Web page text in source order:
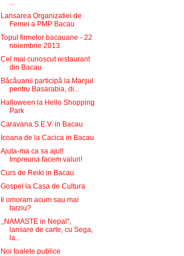
...
Lansarea Organizatiei de
Femei a PMP Bacau
Topul firmelor bacauane - 22
noiembrie 2013
Cel mai cunoscut restaurant
din Bacau
Băcăuanii participă la Marşul
pentru Basarabia, di...
Halloween la Hello Shopping
Park
Caravana S.E.V. in Bacau
Icoana de la Cacica in Bacau
Ajuta-ma ca sa ajut!
Impreuna facem valuri!
Curs de Reiki in Bacau
Gospel la Casa de Cultura
Ii omoram acum sau mai
tarziu?
,,NAMASTE in Nepal",
lansare de carte, cu Sega,
la...
Noi toalete publice